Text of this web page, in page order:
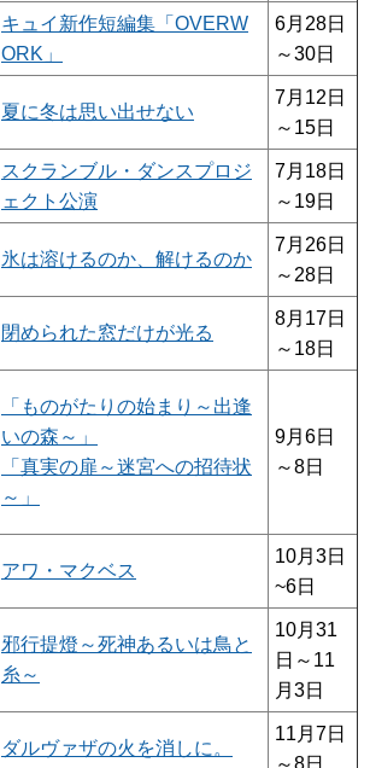
キュイ新作短編集「OVERW
ORK」
6月28日
～30日
夏に冬は思い出せない
7月12日
～15日
スクランブル・ダンスプロジ
ェクト公演
7月18日
～19日
氷は溶けるのか、解けるのか
7月26日
～28日
閉められた窓だけが光る
8月17日
～18日
「ものがたりの始まり～出逢
いの森～」
「真実の扉～迷宮への招待状
～」
9月6日
～8日
アワ・マクベス
10月3日
~6日
邪行提燈～死神あるいは鳥と
糸～
10月31
日～11
月3日
ダルヴァザの火を消しに。
11月7日